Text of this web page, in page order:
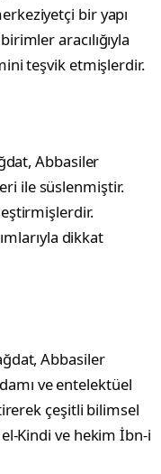
bir yapı
aracılığıyla
teşvik etmişlerdir.
Abbasiler
ile süslenmiştir.
dikkat
Abbasiler
ve entelektüel
çeşitli bilimsel
Kindi ve hekim İbn-i